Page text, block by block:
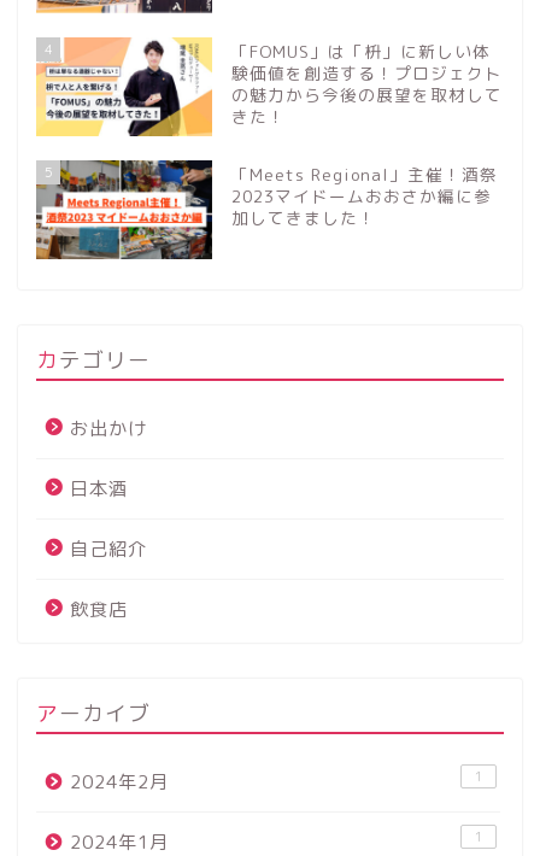
4
「FOMUS」は「枡」に新しい体
験価値を創造する！プロジェクト
の魅力から今後の展望を取材して
きた！
5
「Meets Regional」主催！酒祭
2023マイドームおおさか編に参
加してきました！
カテゴリー
お出かけ
日本酒
自己紹介
飲食店
アーカイブ
2024年2月 1
2024年1月 1